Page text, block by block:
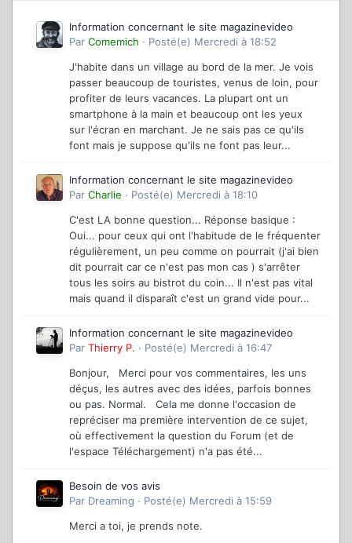
Information concernant le site magazinevideo
Par Comemich · Posté(e) Mercredi à 18:52
J'habite dans un village au bord de la mer. Je vois
passer beaucoup de touristes, venus de loin, pour
profiter de leurs vacances. La plupart ont un
smartphone à la main et beaucoup ont les yeux
sur l'écran en marchant. Je ne sais pas ce qu'ils
font mais je suppose qu'ils ne font pas leur...
Information concernant le site magazinevideo
Par Charlie · Posté(e) Mercredi à 18:10
C'est LA bonne question... Réponse basique :
Oui... pour ceux qui ont l'habitude de le fréquenter
régulièrement, un peu comme on pourrait (j'ai bien
dit pourrait car ce n'est pas mon cas ) s'arrêter
tous les soirs au bistrot du coin... Il n'est pas vital
mais quand il disparaît c'est un grand vide pour...
Information concernant le site magazinevideo
Par Thierry P. · Posté(e) Mercredi à 16:47
Bonjour, Merci pour vos commentaires, les uns
déçus, les autres avec des idées, parfois bonnes
ou pas. Normal. Cela me donne l'occasion de
repréciser ma première intervention de ce sujet,
où effectivement la question du Forum (et de
l'espace Téléchargement) n'a pas été...
Besoin de vos avis
Par Dreaming · Posté(e) Mercredi à 15:59
Merci a toi, je prends note.